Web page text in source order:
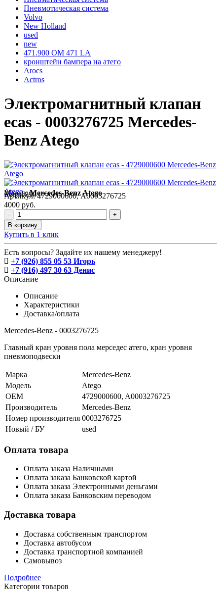
Пневмотическая система
Volvo
New Holland
used
new
471.900 OM 471 LA
кронштейн бампера на атего
Arocs
Actros
Электромагнитный клапан
ecas - 0003276725 Mercedes-
Benz Atego
Марка:Mercedes-Benz Atego
Код:1890
Артикул:4729000600, A0003276725
4000 руб.
-
+
В корзину
Купить в 1 клик
Есть вопросы? Задайте их нашему менеджеру!
+7 (926) 855 05 53 Игорь
+7 (916) 497 30 63 Денис
Описание
Описание
Характеристики
Доставка/оплата
Mercedes-Benz - 0003276725
Главный кран уровня пола мерседес атего, кран уровня
пневмоподвески
Марка
Mercedes-Benz
Модель
Atego
OEM
4729000600, A0003276725
Производитель
Mercedes-Benz
Номер производителя 0003276725
Новый / БУ
used
Оплата товара
Оплата заказа Наличными
Оплата заказа Банковской картой
Оплата заказа Электронными деньгами
Оплата заказа Банковским переводом
Доставка товара
Доставка собственным транспортом
Доставка автобусом
Доставка транспортной компанией
Самовывоз
Подробнее
Категории товаров